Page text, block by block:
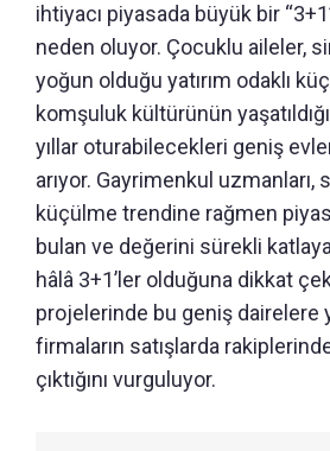
ihtiyacı piyasada büyük bir
neden oluyor. Çocuklu aileler,
yoğun olduğu yatırım odaklı
komşuluk kültürünün
yıllar oturabilecekleri geniş
arıyor. Gayrimenkul uzmanları,
küçülme trendine rağmen
bulan ve değerini sürekli
hâlâ 3+1’ler olduğuna dikkat
projelerinde bu geniş dairelere
firmaların satışlarda
çıktığını vurguluyor.